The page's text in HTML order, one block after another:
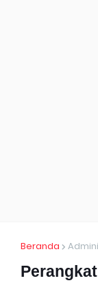
Beranda